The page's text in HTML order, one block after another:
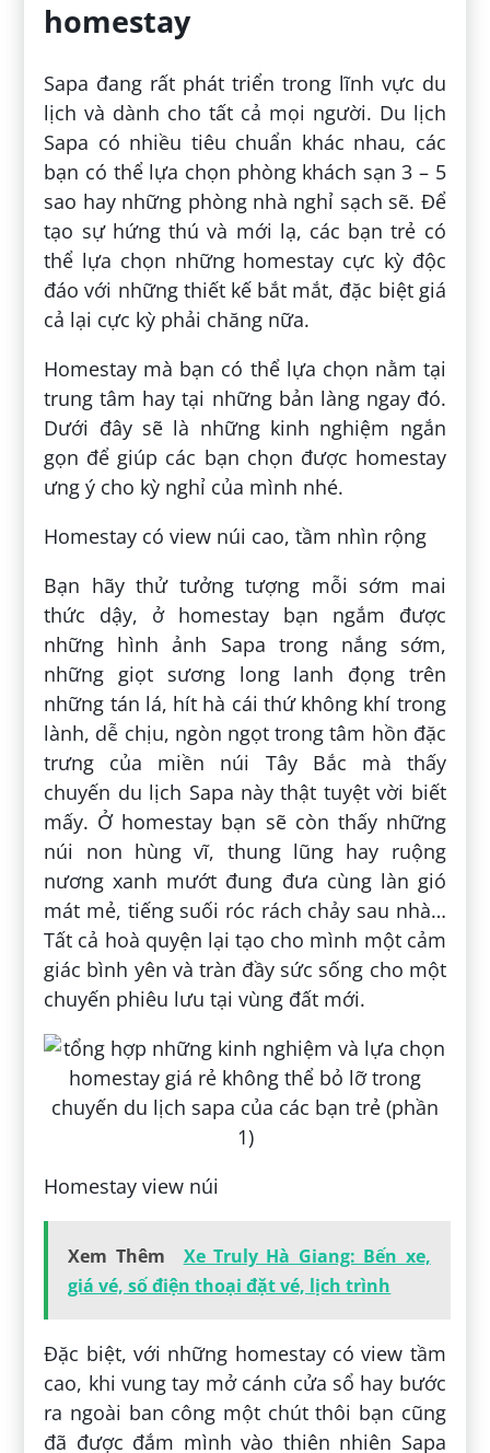
homestay
Sapa đang rất phát triển trong lĩnh vực du
lịch và dành cho tất cả mọi người. Du lịch
Sapa có nhiều tiêu chuẩn khác nhau, các
bạn có thể lựa chọn phòng khách sạn 3 – 5
sao hay những phòng nhà nghỉ sạch sẽ. Để
tạo sự hứng thú và mới lạ, các bạn trẻ có
thể lựa chọn những homestay cực kỳ độc
đáo với những thiết kế bắt mắt, đặc biệt giá
cả lại cực kỳ phải chăng nữa.
Homestay mà bạn có thể lựa chọn nằm tại
trung tâm hay tại những bản làng ngay đó.
Dưới đây sẽ là những kinh nghiệm ngắn
gọn để giúp các bạn chọn được homestay
ưng ý cho kỳ nghỉ của mình nhé.
Homestay có view núi cao, tầm nhìn rộng
Bạn hãy thử tưởng tượng mỗi sớm mai
thức dậy, ở homestay bạn ngắm được
những hình ảnh Sapa trong nắng sớm,
những giọt sương long lanh đọng trên
những tán lá, hít hà cái thứ không khí trong
lành, dễ chịu, ngòn ngọt trong tâm hồn đặc
trưng của miền núi Tây Bắc mà thấy
chuyến du lịch Sapa này thật tuyệt vời biết
mấy. Ở homestay bạn sẽ còn thấy những
núi non hùng vĩ, thung lũng hay ruộng
nương xanh mướt đung đưa cùng làn gió
mát mẻ, tiếng suối róc rách chảy sau nhà…
Tất cả hoà quyện lại tạo cho mình một cảm
giác bình yên và tràn đầy sức sống cho một
chuyến phiêu lưu tại vùng đất mới.
Homestay view núi
Xem Thêm
Xe Truly Hà Giang: Bến xe,
giá vé, số điện thoại đặt vé, lịch trình
Đặc biệt, với những homestay có view tầm
cao, khi vung tay mở cánh cửa sổ hay bước
ra ngoài ban công một chút thôi bạn cũng
đã được đắm mình vào thiên nhiên Sapa